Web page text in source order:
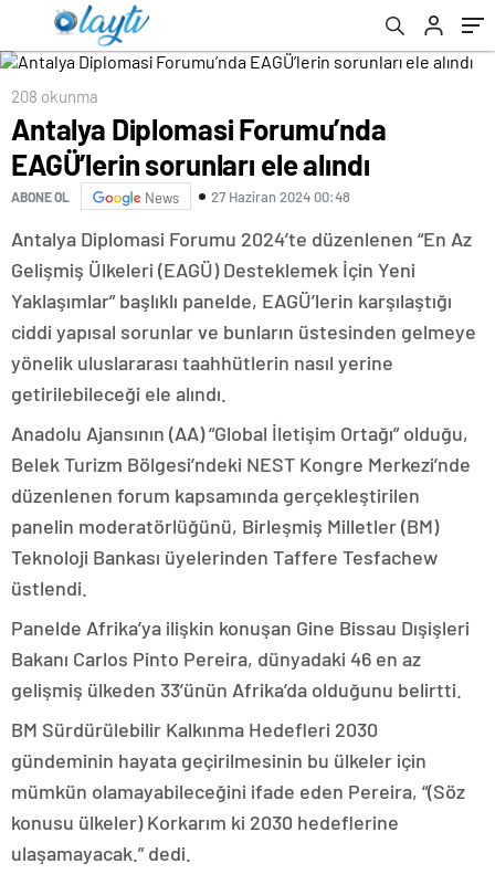
208 okunma
Antalya Diplomasi Forumu’nda
EAGÜ’lerin sorunları ele alındı
ABONE OL News 27 Haziran 2024 00:48
Antalya Diplomasi Forumu 2024’te düzenlenen “En Az
Gelişmiş Ülkeleri (EAGÜ) Desteklemek İçin Yeni
Yaklaşımlar” başlıklı panelde, EAGÜ’lerin karşılaştığı
ciddi yapısal sorunlar ve bunların üstesinden gelmeye
yönelik uluslararası taahhütlerin nasıl yerine
getirilebileceği ele alındı.
Anadolu Ajansının (AA) “Global İletişim Ortağı” olduğu,
Belek Turizm Bölgesi’ndeki NEST Kongre Merkezi’nde
düzenlenen forum kapsamında gerçekleştirilen
panelin moderatörlüğünü, Birleşmiş Milletler (BM)
Teknoloji Bankası üyelerinden Taffere Tesfachew
üstlendi.
Panelde Afrika’ya ilişkin konuşan Gine Bissau Dışişleri
Bakanı Carlos Pinto Pereira, dünyadaki 46 en az
gelişmiş ülkeden 33’ünün Afrika’da olduğunu belirtti.
BM Sürdürülebilir Kalkınma Hedefleri 2030
gündeminin hayata geçirilmesinin bu ülkeler için
mümkün olamayabileceğini ifade eden Pereira, “(Söz
konusu ülkeler) Korkarım ki 2030 hedeflerine
ulaşamayacak.” dedi.